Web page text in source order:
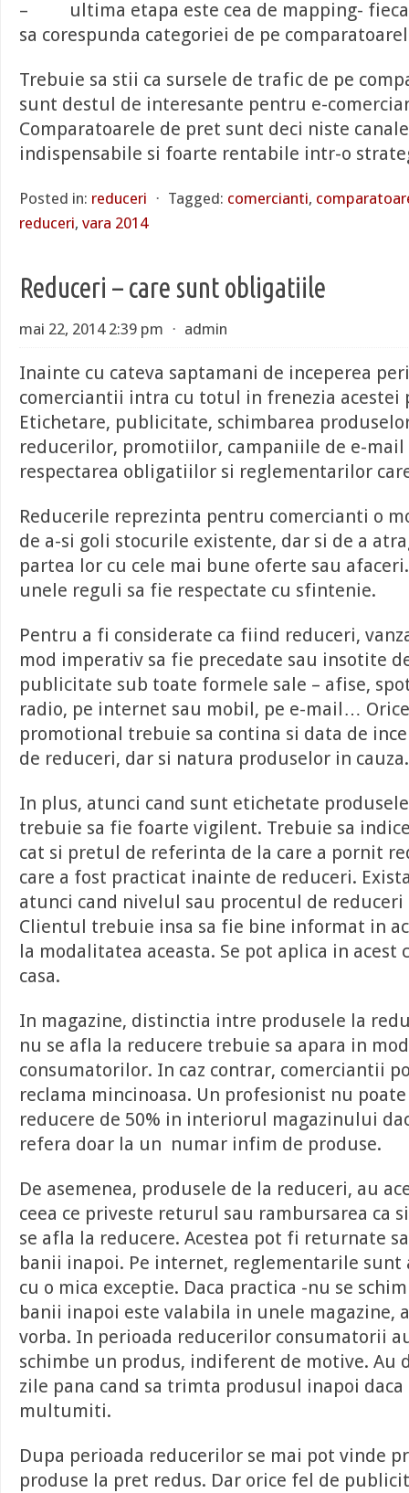
– ultima etapa este cea de mapping-
sa corespunda categoriei de pe
Trebuie sa stii ca sursele de trafic de pe
sunt destul de interesante pentru e-
Comparatoarele de pret sunt deci niste
indispensabile si foarte rentabile intr-o
Posted in: reduceri ⋅ Tagged: comercianti,
reduceri, vara 2014
Reduceri – care sunt obligatiile
mai 22, 2014 2:39 pm ⋅ admin
Inainte cu cateva saptamani de inceperea
comerciantii intra cu totul in frenezia acestei
Etichetare, publicitate, schimbarea
reducerilor, promotiilor, campaniile de e-
respectarea obligatiilor si reglementarilor
Reducerile reprezinta pentru comercianti o
de a-si goli stocurile existente, dar si de a
partea lor cu cele mai bune oferte sau
unele reguli sa fie respectate cu sfintenie.
Pentru a fi considerate ca fiind reduceri,
mod imperativ sa fie precedate sau insotite
publicitate sub toate formele sale – afise,
radio, pe internet sau mobil, pe e-mail…
promotional trebuie sa contina si data de
de reduceri, dar si natura produselor in cauza.
In plus, atunci cand sunt etichetate
trebuie sa fie foarte vigilent. Trebuie sa
cat si pretul de referinta de la care a pornit
care a fost practicat inainte de reduceri.
atunci cand nivelul sau procentul de
Clientul trebuie insa sa fie bine informat in
la modalitatea aceasta. Se pot aplica in acest
casa.
In magazine, distinctia intre produsele la
nu se afla la reducere trebuie sa apara in
consumatorilor. In caz contrar, comerciantii
reclama mincinoasa. Un profesionist nu
reducere de 50% in interiorul magazinului
refera doar la un numar infim de produse.
De asemenea, produsele de la reduceri, au
ceea ce priveste returul sau rambursarea ca
se afla la reducere. Acestea pot fi returnate
banii inapoi. Pe internet, reglementarile sunt
cu o mica exceptie. Daca practica -nu se
banii inapoi este valabila in unele magazine,
vorba. In perioada reducerilor consumatorii
schimbe un produs, indiferent de motive. Au
zile pana cand sa trimta produsul inapoi
multumiti.
Dupa perioada reducerilor se mai pot vinde
produse la pret redus. Dar orice fel de